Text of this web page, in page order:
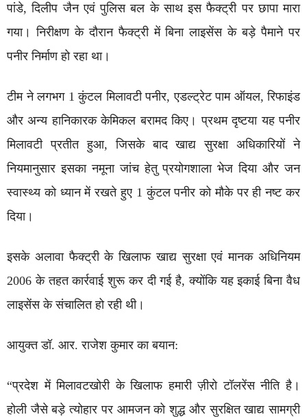
पांडे, दिलीप जैन एवं पुलिस बल के साथ इस फैक्ट्री पर छापा मारा
गया। निरीक्षण के दौरान फैक्ट्री में बिना लाइसेंस के बड़े पैमाने पर
पनीर निर्माण हो रहा था।
टीम ने लगभग 1 कुंटल मिलावटी पनीर, एडल्ट्रेट पाम ऑयल, रिफाइंड
और अन्य हानिकारक केमिकल बरामद किए। प्रथम दृष्टया यह पनीर
मिलावटी प्रतीत हुआ, जिसके बाद खाद्य सुरक्षा अधिकारियों ने
नियमानुसार इसका नमूना जांच हेतु प्रयोगशाला भेज दिया और जन
स्वास्थ्य को ध्यान में रखते हुए 1 कुंटल पनीर को मौके पर ही नष्ट कर
दिया।
इसके अलावा फैक्ट्री के खिलाफ खाद्य सुरक्षा एवं मानक अधिनियम
2006 के तहत कार्रवाई शुरू कर दी गई है, क्योंकि यह इकाई बिना वैध
लाइसेंस के संचालित हो रही थी।
आयुक्त डॉ. आर. राजेश कुमार का बयान:
“प्रदेश में मिलावटखोरी के खिलाफ हमारी ज़ीरो टॉलरेंस नीति है।
होली जैसे बड़े त्योहार पर आमजन को शुद्ध और सुरक्षित खाद्य सामग्री